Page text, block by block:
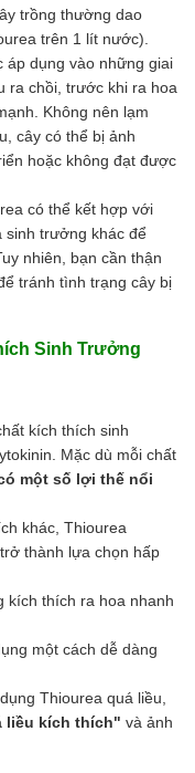
trồng thường dao
trên 1 lít nước).
áp dụng vào những giai
ra chồi, trước khi ra hoa
Không nên lạm
cây có thể bị ảnh
hoặc không đạt được
có thể kết hợp với
sinh trưởng khác để
nhiên, bạn cần thận
tránh tình trạng cây bị
Sinh Trưởng
kích thích sinh
Mặc dù mỗi chất
một số lợi thế nổi
khác, Thiourea
thành lựa chọn hấp
kích thích ra hoa nhanh
một cách dễ dàng
Thiourea quá liều,
liều kích thích" và ảnh